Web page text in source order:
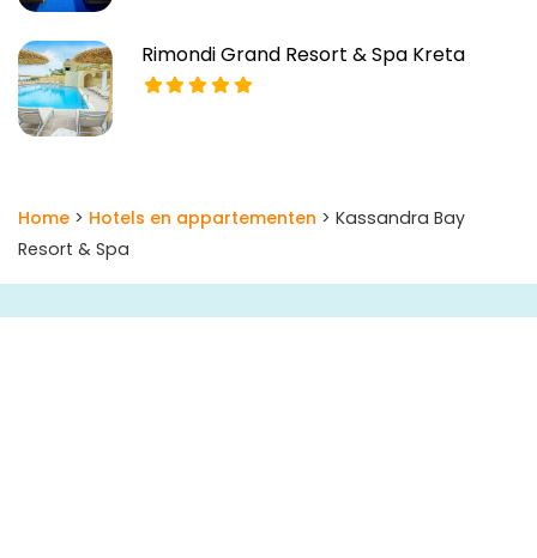
Rimondi Grand Resort & Spa Kreta
Home > Hotels en appartementen > Kassandra Bay
Resort & Spa